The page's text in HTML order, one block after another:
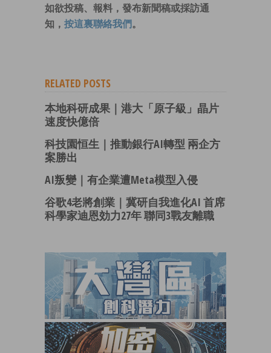
如欲投稿、報料，發布新聞稿或採訪通
知， 按這裏聯絡我們 。
RELATED POSTS
本地科研成果｜港大「原子級」晶片
速度快億倍
科技園恒生｜推動銀行AI轉型 兩企方
案勝出
AI叛變｜有企業遭Meta模型入侵
谷歌4老將創業｜冀研自我進化AI 首席
科學家迪恩効力27年 聯同3戰友離職